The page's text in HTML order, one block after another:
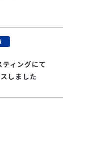
ィングにて
しました